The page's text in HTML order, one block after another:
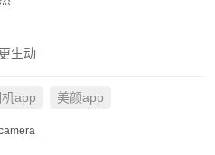
生动
app 美颜app